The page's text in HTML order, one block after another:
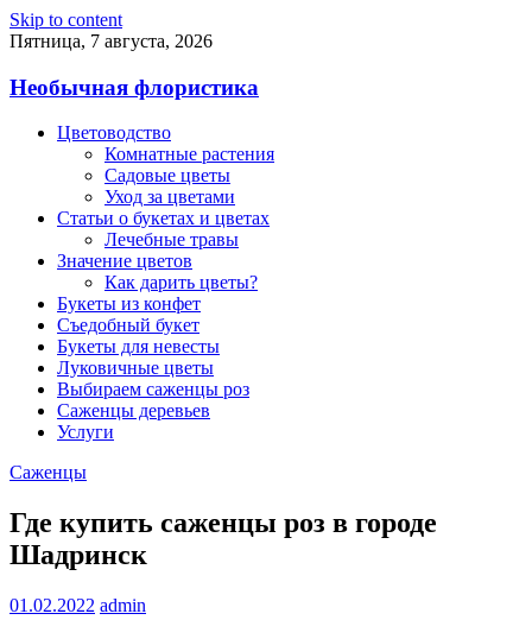
Skip to content
Пятница, 7 августа, 2026
Необычная флористика
Цветоводство
Комнатные растения
Садовые цветы
Уход за цветами
Статьи о букетах и цветах
Лечебные травы
Значение цветов
Как дарить цветы?
Букеты из конфет
Съедобный букет
Букеты для невесты
Луковичные цветы
Выбираем саженцы роз
Саженцы деревьев
Услуги
Саженцы
Где купить саженцы роз в городе
Шадринск
01.02.2022 admin